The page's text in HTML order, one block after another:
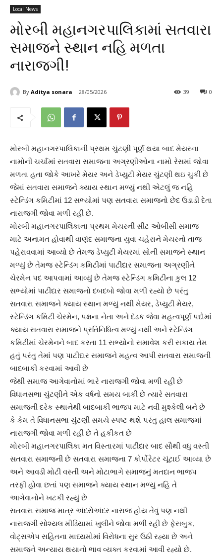
Local News
મોરબી મહાનગરપાલિકામાં સતવારા
સમાજને સ્થાન નહિ મળતા
નારાજગી!
By Aditya sonara 28/05/2026 0
39
મોરબી મહાનગરપાલિકાની પ્રથમ ચુંટણી પૂર્ણ થયા બાદ મેયરના
નામોની ચર્ચામાં સતવારા સમાજના અગ્રણીઓના નામો રેસમાં જોવા
મળતા હતા જોકે આખરે મેયર અને ડેપ્યુટી મેયર ચુંટણી થઇ ચુકી છે
જેમાં સતવારા સમાજને ક્યાય સ્થાન મળ્યું નથી એટલું જ નહિ
સ્ટેન્ડિંગ કમિટીમાં 12 સભ્યોમાં પણ સતવારા સમાજનો છેદ ઉડાડી દેતા
નારાજગી જોવા મળી રહી છે.
મોરબી મહાનગરપાલિકાના પ્રથમ મેયરની સીટ ઓબીસી સમાજ
માટે અનામત હોવાથી વાણંદ સમાજના યુવા ચહેરાને મેયરનો તાજ
પહેરાવવામાં આવ્યો છે તેમજ ડેપ્યુટી મેયરમાં સોની સમાજને સ્થાન
મળ્યું છે તેમજ સ્ટેન્ડિંગ કમિટીમાં પાટીદાર સમાજના અગ્રણીને
ચેરમેન પદ આપવામાં આવ્યું છે તેમજ સ્ટેન્ડિંગ કમિટીના કુલ 12
સભ્યોમાં પાટીદાર સમાજનો દબદબો જોવા મળી રહ્યો છે પરંતુ
સતવારા સમાજને ક્યાય સ્થાન મળ્યું નથી મેયર, ડેપ્યુટી મેયર,
સ્ટેન્ડિંગ કમિટી ચેરમેન, પક્ષના નેતા અને દંડક જેવા મહત્વપૂર્ણ પદોમાં
ક્યાય સતવારા સમાજને પ્રતિનિધિત્વ મળ્યું નથી અને સ્ટેન્ડિંગ
કમિટીમાં ચેરમેનને બાદ કરતા 11 સભ્યોનો સમાવેશ કરી સકાય તેમ
હતું પરંતુ તેમાં પણ પાટીદાર સમાજને મહત્વ આપી સતવારા સમાજની
બાદબાકી કરવામાં આવી છે
જેથી સમાજ આગેવાનોમાં ભારે નારાજગી જોવા મળી રહી છે
વિધાનસભા ચુંટણીને એક વર્ષનો સમય બાકી છે ત્યારે સતવારા
સમાજની દરેક સ્થાનેથી બાદબાકી ભાજપ માટે નવી મુશ્કેલી બને છે
કે કેમ તે વિધાનસભા ચુંટણી સમયે સ્પષ્ટ થશે પરંતુ હાલ સમાજમાં
નારાજગી જોવા મળી રહી છે તે હકીકત છે
મોરબી મહાનગરપાલિકા મત વિસ્તારમાં પાટીદાર બાદ સૌથી વધુ વસ્તી
સતવારા સમાજની છે સતવારા સમાજના 7 કોર્પોરેટર ચૂંટાઈ આવ્યા છે
અને આવડી મોટી વસ્તી અને મોટાભાગે સમાજનું મતદાન ભાજપ
તરફી હોવા છતાં પણ સમાજને ક્યાય સ્થાન મળ્યું નહિ તે
આગેવાનોને ખટકી રહ્યું છે
સતવારા સમાજ માત્ર અંદરોઅંદર નારાજ હોય તેવું પણ નથી
નારાજગી સોશ્યલ મીડિયામાં ખુલીને જોવા મળી રહી છે ફેસબુક,
વોટ્સએપ સહિતના માધ્યમોમાં વિરોધના સુર ઉઠી રહ્યા છે અને
સમાજને અન્યાય થયાનો ભાવ વ્યક્ત કરવામાં આવી રહ્યો છે.